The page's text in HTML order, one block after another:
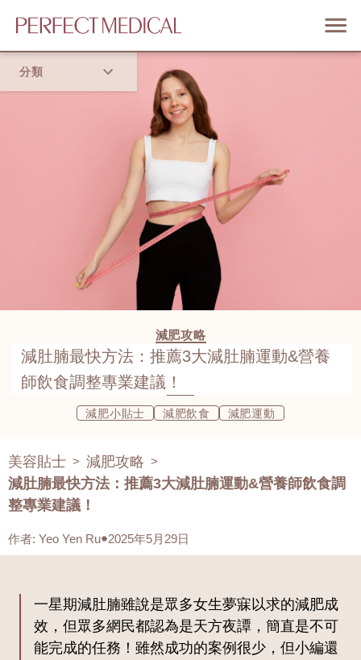
分類
減肥攻略
減肚腩最快方法：推薦3大減肚腩運動&營養
師飲食調整專業建議！
減肥小貼士 減肥飲食 減肥運動
美容貼士 > 減肥攻略 >
減肚腩最快方法：推薦3大減肚腩運動&營養師飲食調
整專業建議！
作者: Yeo Yen Ru 2025年5月29日
一星期減肚腩雖說是眾多女生夢寐以求的減肥成
效，但眾多網民都認為是天方夜譚，簡直是不可
能完成的任務！雖然成功的案例很少，但小編還